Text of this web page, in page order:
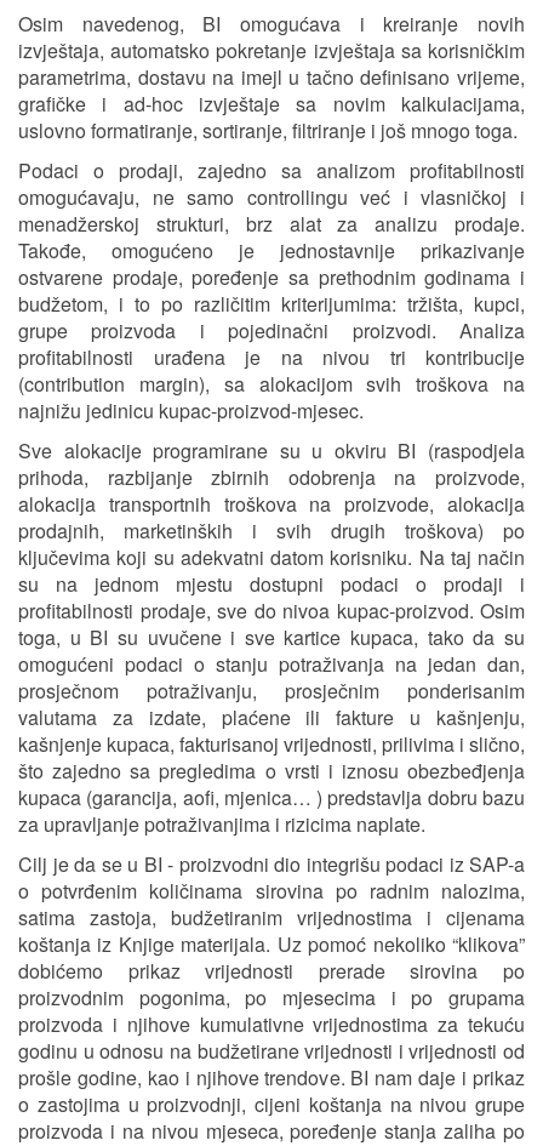
Osim navedenog, BI omogućava i kreiranje novih
izvještaja, automatsko pokretanje izvještaja sa korisničkim
parametrima, dostavu na imejl u tačno definisano vrijeme,
grafičke i ad-hoc izvještaje sa novim kalkulacijama,
uslovno formatiranje, sortiranje, filtriranje i još mnogo toga.
Podaci o prodaji, zajedno sa analizom profitabilnosti
omogućavaju, ne samo controllingu već i vlasničkoj i
menadžerskoj strukturi, brz alat za analizu prodaje.
Takođe, omogućeno je jednostavnije prikazivanje
ostvarene prodaje, poređenje sa prethodnim godinama i
budžetom, i to po različitim kriterijumima: tržišta, kupci,
grupe proizvoda i pojedinačni proizvodi. Analiza
profitabilnosti urađena je na nivou tri kontribucije
(contribution margin), sa alokacijom svih troškova na
najnižu jedinicu kupac-proizvod-mjesec.
Sve alokacije programirane su u okviru BI (raspodjela
prihoda, razbijanje zbirnih odobrenja na proizvode,
alokacija transportnih troškova na proizvode, alokacija
prodajnih, marketinških i svih drugih troškova) po
ključevima koji su adekvatni datom korisniku. Na taj način
su na jednom mjestu dostupni podaci o prodaji i
profitabilnosti prodaje, sve do nivoa kupac-proizvod. Osim
toga, u BI su uvučene i sve kartice kupaca, tako da su
omogućeni podaci o stanju potraživanja na jedan dan,
prosječnom potraživanju, prosječnim ponderisanim
valutama za izdate, plaćene ili fakture u kašnjenju,
kašnjenje kupaca, fakturisanoj vrijednosti, prilivima i slično,
što zajedno sa pregledima o vrsti i iznosu obezbeđjenja
kupaca (garancija, aofi, mjenica… ) predstavlja dobru bazu
za upravljanje potraživanjima i rizicima naplate.
Cilj je da se u BI - proizvodni dio integrišu podaci iz SAP-a
o potvrđenim količinama sirovina po radnim nalozima,
satima zastoja, budžetiranim vrijednostima i cijenama
koštanja iz Knjige materijala. Uz pomoć nekoliko “klikova”
dobićemo prikaz vrijednosti prerade sirovina po
proizvodnim pogonima, po mjesecima i po grupama
proizvoda i njihove kumulativne vrijednostima za tekuću
godinu u odnosu na budžetirane vrijednosti i vrijednosti od
prošle godine, kao i njihove trendove. BI nam daje i prikaz
o zastojima u proizvodnji, cijeni koštanja na nivou grupe
proizvoda i na nivou mjeseca, poređenje stanja zaliha po